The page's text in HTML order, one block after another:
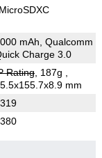
MicroSDXC
mAh, Qualcomm
Charge 3.0
Rating, 187g
mm